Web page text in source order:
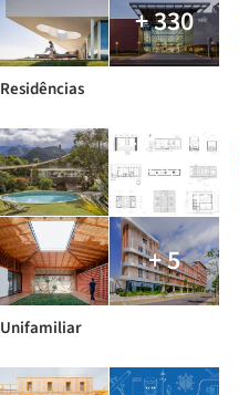
+ 330
Residências
+ 5
Unifamiliar